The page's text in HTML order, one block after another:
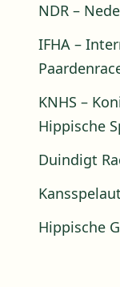
NDR –
IFHA –
KNHS –
Hippische
Duindigt
Hippische